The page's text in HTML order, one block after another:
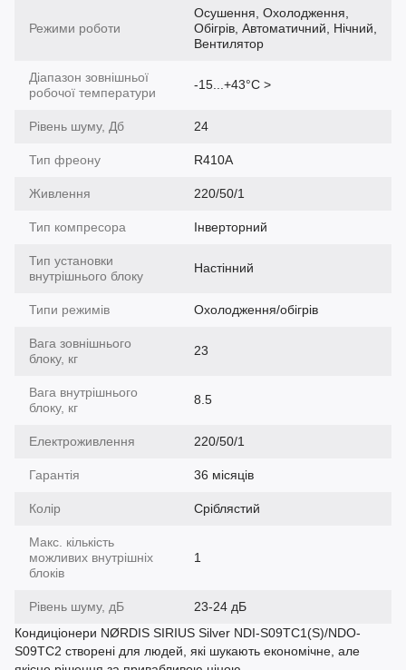
Режими роботи
Осушення, Охолодження,
Обігрів, Автоматичний, Нічний,
Вентилятор
Діапазон зовнішньої
робочої температури
-15...+43°С >
Рівень шуму, Дб 24
Тип фреону R410A
Живлення 220/50/1
Тип компресора Інверторний
Тип установки
внутрішнього блоку
Настінний
Типи режимів Охолодження/обігрів
Вага зовнішнього
блоку, кг
23
Вага внутрішнього
блоку, кг
8.5
Електроживлення 220/50/1
Гарантія 36 місяців
Колір Сріблястий
Макс. кількість
можливих внутрішніх
блоків
1
Рівень шуму, дБ
23-24 дБ
Кондиціонери NØRDIS SIRIUS Silver NDI-S09TC1(S)/NDO-
S09TC2 створені для людей, які шукають економічне, але